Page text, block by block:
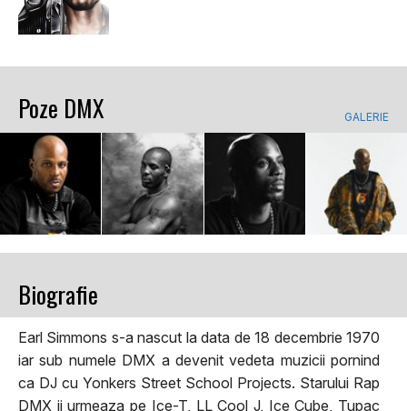
Poze DMX GALERIE
Biografie
Earl Simmons s-a nascut la data de 18 decembrie 1970
iar sub numele DMX a devenit vedeta muzicii pornind
ca DJ cu Yonkers Street School Projects. Starului Rap
DMX ii urmeaza pe Ice-T, LL Cool J, Ice Cube, Tupac